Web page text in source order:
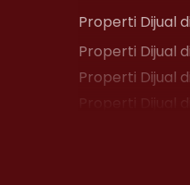
Properti Dijual
Properti Dijual
Properti Dijual
Properti Dijual